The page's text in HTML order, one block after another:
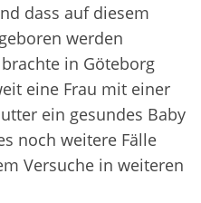
dass auf diesem
werden
in Göteborg
eine Frau mit einer
ein gesundes Baby
noch weitere Fälle
Versuche in weiteren